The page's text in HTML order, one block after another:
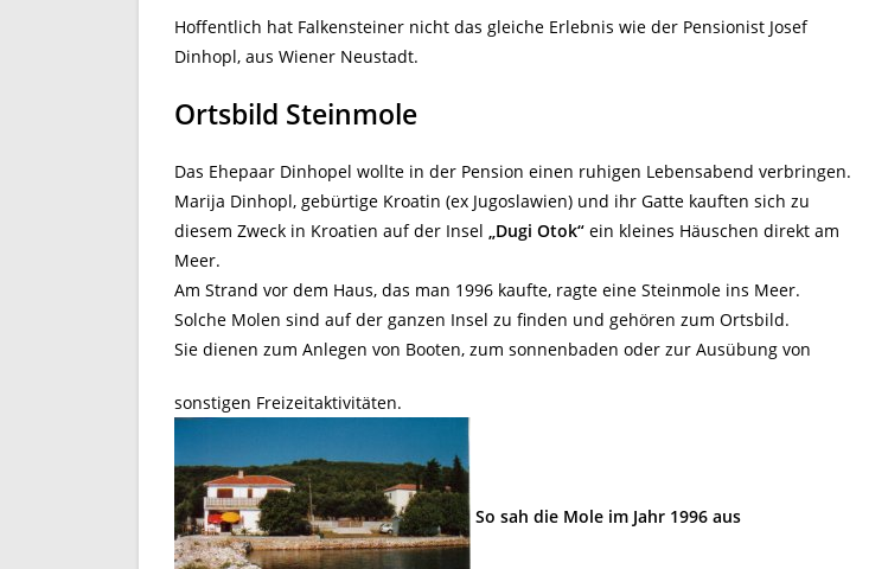
Hoffentlich hat Falkensteiner nicht das gleiche Erlebnis wie der Pensionist Josef
Dinhopl, aus Wiener Neustadt.
Ortsbild Steinmole
Das Ehepaar Dinhopel wollte in der Pension einen ruhigen Lebensabend verbringen.
Marija Dinhopl, gebürtige Kroatin (ex Jugoslawien) und ihr Gatte kauften sich zu
diesem Zweck in Kroatien auf der Insel „Dugi Otok“ ein kleines Häuschen direkt am
Meer.
Am Strand vor dem Haus, das man 1996 kaufte, ragte eine Steinmole ins Meer.
Solche Molen sind auf der ganzen Insel zu finden und gehören zum Ortsbild.
Sie dienen zum Anlegen von Booten, zum sonnenbaden oder zur Ausübung von
sonstigen Freizeitaktivitäten.
So sah die Mole im Jahr 1996 aus